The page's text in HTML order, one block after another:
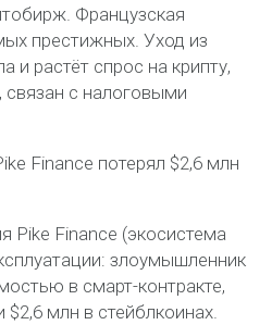
Французская
престижных. Уход из
и растёт спрос на крипту,
связан с налоговыми
Finance потерял $2,6 млн
Pike Finance (экосистема
злоумышленник
в смарт-контракте,
млн в стейблкоинах.